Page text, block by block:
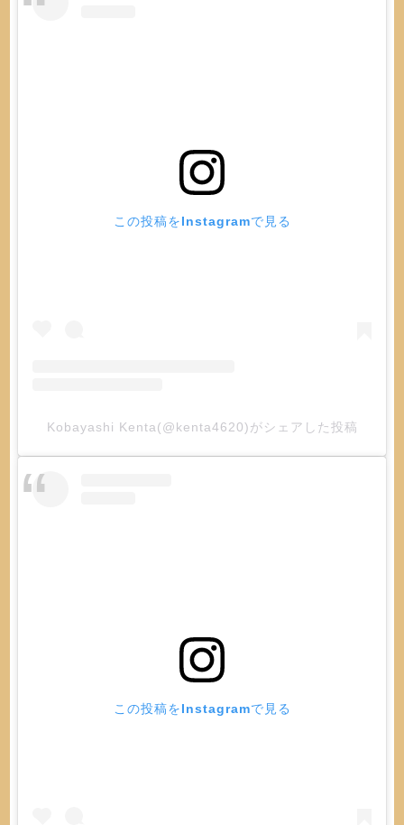
この投稿をInstagramで見る
Kobayashi Kenta(@kenta4620)がシェアした投稿
この投稿をInstagramで見る